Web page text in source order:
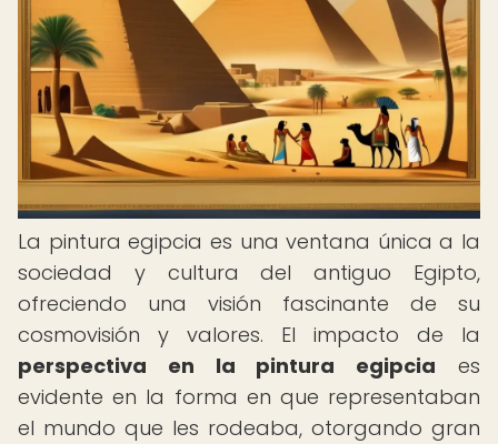
La pintura egipcia es una ventana única a la
sociedad y cultura del antiguo Egipto,
ofreciendo una visión fascinante de su
cosmovisión y valores. El impacto de la
perspectiva en la pintura egipcia es
evidente en la forma en que representaban
el mundo que les rodeaba, otorgando gran